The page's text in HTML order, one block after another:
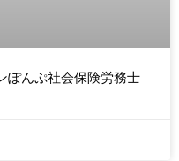
ぽんぷ社会保険労務士